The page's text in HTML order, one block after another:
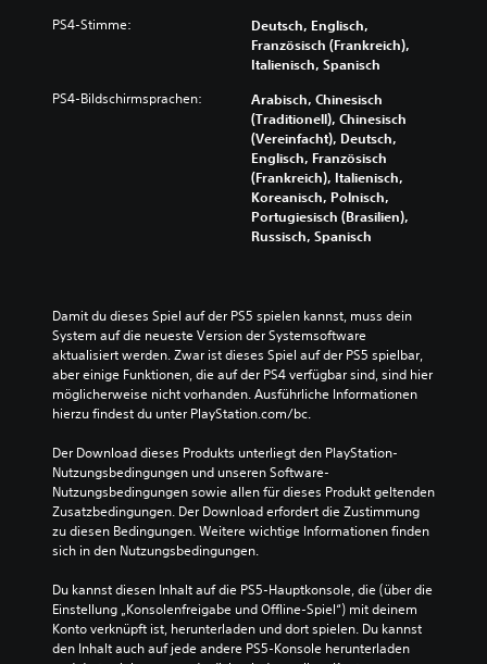
PS4-Stimme:
Deutsch, Englisch,
Französisch (Frankreich),
Italienisch, Spanisch
PS4-Bildschirmsprachen:
Arabisch, Chinesisch
(Traditionell), Chinesisch
(Vereinfacht), Deutsch,
Englisch, Französisch
(Frankreich), Italienisch,
Koreanisch, Polnisch,
Portugiesisch (Brasilien),
Russisch, Spanisch
Damit du dieses Spiel auf der PS5 spielen kannst, muss dein
System auf die neueste Version der Systemsoftware
aktualisiert werden. Zwar ist dieses Spiel auf der PS5 spielbar,
aber einige Funktionen, die auf der PS4 verfügbar sind, sind hier
möglicherweise nicht vorhanden. Ausführliche Informationen
hierzu findest du unter PlayStation.com/bc.
Der Download dieses Produkts unterliegt den PlayStation-
Nutzungsbedingungen und unseren Software-
Nutzungsbedingungen sowie allen für dieses Produkt geltenden
Zusatzbedingungen. Der Download erfordert die Zustimmung
zu diesen Bedingungen. Weitere wichtige Informationen finden
sich in den Nutzungsbedingungen.
Du kannst diesen Inhalt auf die PS5-Hauptkonsole, die (über die
Einstellung „Konsolenfreigabe und Offline-Spiel“) mit deinem
Konto verknüpft ist, herunterladen und dort spielen. Du kannst
den Inhalt auch auf jede andere PS5-Konsole herunterladen